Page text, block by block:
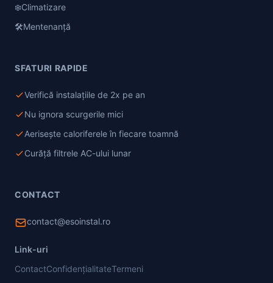
❄️Climatizare
🛠️Mentenanță
SFATURI RAPIDE
Verifică instalațiile de 2x pe an
Nu ignora scurgerile mici
Aerisește caloriferele în fiecare toamnă
Curăță filtrele AC-ului lunar
CONTACT
contact@esoinstal.ro
Link-uri
ContactConfidențialitateTermeni